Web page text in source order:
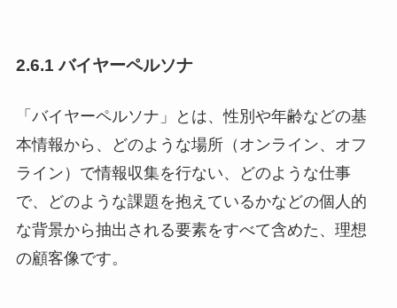
2.6.1 バイヤーペルソナ
「バイヤーペルソナ」とは、性別や年齢などの基
本情報から、どのような場所（オンライン、オフ
ライン）で情報収集を行ない、どのような仕事
で、どのような課題を抱えているかなどの個人的
な背景から抽出される要素をすべて含めた、理想
の顧客像です。